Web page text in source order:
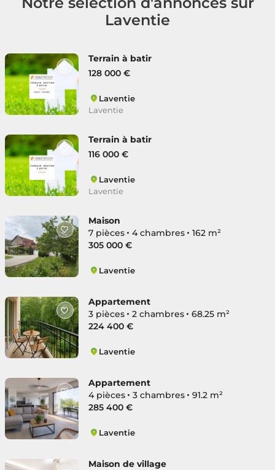
Laventie
Terrain à batir
128 000 €
Laventie
Laventie
Terrain à batir
116 000 €
Laventie
Laventie
Maison
7 pièces
4 chambres
162 m²
305 000 €
Laventie
Appartement
3 pièces
2 chambres
68.25 m²
224 400 €
Laventie
Appartement
4 pièces
3 chambres
91.2 m²
285 400 €
Laventie
Maison de village